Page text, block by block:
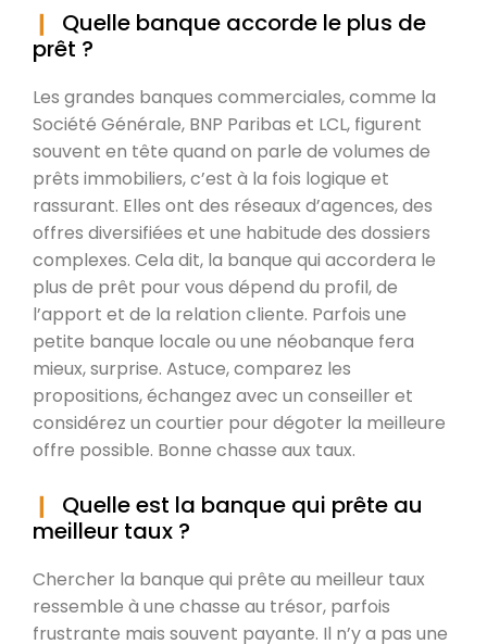
Quelle banque accorde le plus de
prêt ?
Les grandes banques commerciales, comme la
Société Générale, BNP Paribas et LCL, figurent
souvent en tête quand on parle de volumes de
prêts immobiliers, c’est à la fois logique et
rassurant. Elles ont des réseaux d’agences, des
offres diversifiées et une habitude des dossiers
complexes. Cela dit, la banque qui accordera le
plus de prêt pour vous dépend du profil, de
l’apport et de la relation cliente. Parfois une
petite banque locale ou une néobanque fera
mieux, surprise. Astuce, comparez les
propositions, échangez avec un conseiller et
considérez un courtier pour dégoter la meilleure
offre possible. Bonne chasse aux taux.
Quelle est la banque qui prête au
meilleur taux ?
Chercher la banque qui prête au meilleur taux
ressemble à une chasse au trésor, parfois
frustrante mais souvent payante. Il n’y a pas une